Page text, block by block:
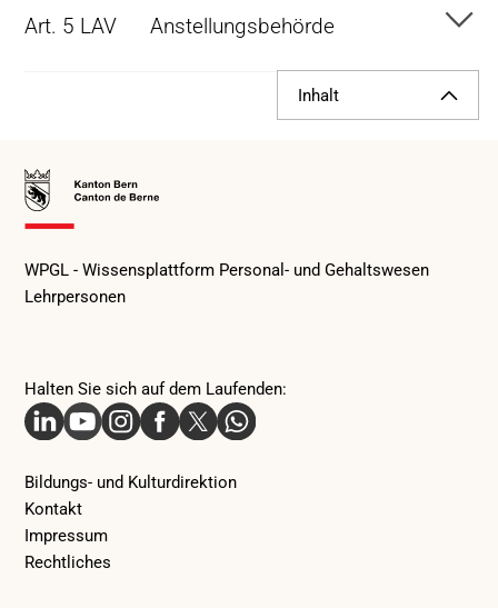
Inhalt
Art. 5 LAV Anstellungsbehörde
Zur
Startseite
Halten Sie sich auf dem Laufenden:
WPGL - Wissensplattform Personal- und Gehaltswesen
Lehrpersonen
Bildungs- und Kulturdirektion
Kontakt
Impressum
Rechtliches